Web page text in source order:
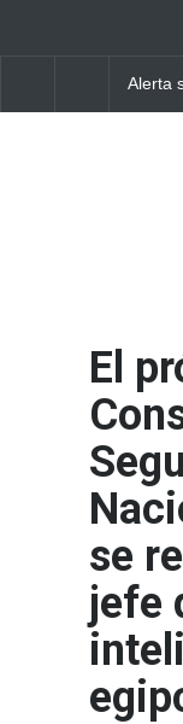
Alerta
virus
Israel
El
se
jefe